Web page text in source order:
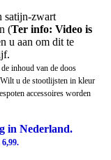
satijn-zwart
(Ter info: Video is
u aan om dit te
inhoud van de doos
u de stootlijsten in kleur
accessoires worden
in Nederland.